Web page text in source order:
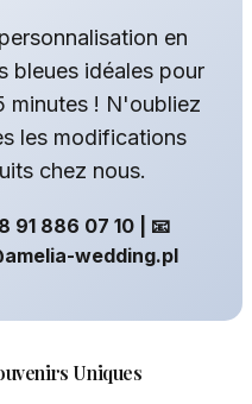
en
bleues idéales pour
minutes ! N'oubliez
les modifications
chez nous.
91 886 07 10 | 📧
wedding.pl
Uniques